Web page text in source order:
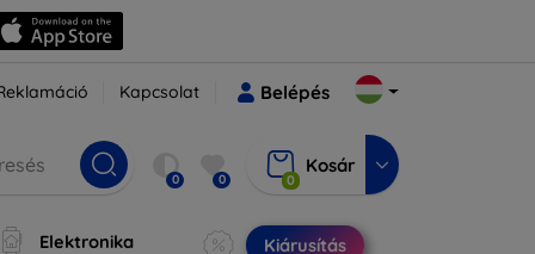
Kapcsolat Belépés
0 0 0
Kosár
Elektronika Kiárusítás